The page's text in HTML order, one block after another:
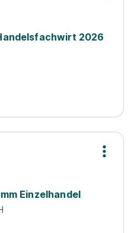
2026
Einzelhandel